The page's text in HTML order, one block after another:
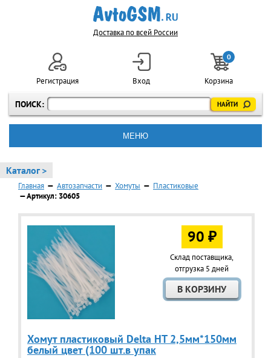
Доставка по всей России
ПОИСК:
Регистрация Вход
0
Корзина
МЕНЮ
Каталог >
Главная — Автозапчасти — Хомуты — Пластиковые
— Артикул: 30605
90 ₽
Склад поставщика,
отгрузка 5 дней
Хомут пластиковый Delta НТ 2,5мм*150мм
белый цвет (100 шт.в упак